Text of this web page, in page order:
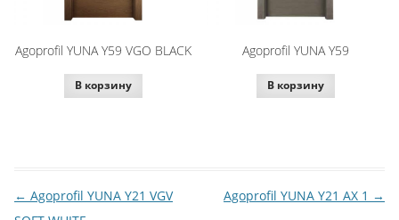
Agoprofil YUNA Y59 VGO BLACK
В корзину
Agoprofil YUNA Y59
В корзину
Навигация
← Agoprofil YUNA Y21 VGV
Agoprofil YUNA Y21 AX 1 →